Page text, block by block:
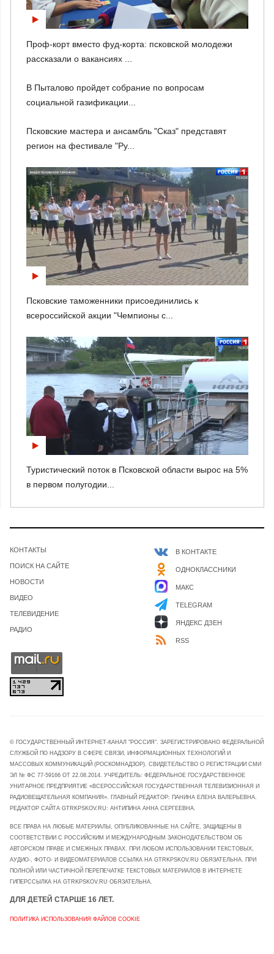
Проф-корт вместо фуд-корта: псковской молодежи
рассказали о вакансиях ...
В Пыталово пройдет собрание по вопросам
социальной газификации...
Псковские мастера и ансамбль "Сказ" представят
регион на фестивале "Ру...
Псковские таможенники присоединились к
всероссийской акции "Чемпионы с...
Туристический поток в Псковской области вырос на 5%
в первом полугодии...
КОНТАКТЫ
ПОИСК НА САЙТЕ
НОВОСТИ
ВИДЕО
ТЕЛЕВИДЕНИЕ
РАДИО
В КОНТАКТЕ
ОДНОКЛАССНИКИ
МАКС
TELEGRAM
ЯНДЕКС ДЗЕН
RSS
© ГОСУДАРСТВЕННЫЙ ИНТЕРНЕТ-КАНАЛ "РОССИЯ". ЗАРЕГИСТРИРОВАНО ФЕДЕРАЛЬНОЙ
СЛУЖБОЙ ПО НАДЗОРУ В СФЕРЕ СВЯЗИ, ИНФОРМАЦИОННЫХ ТЕХНОЛОГИЙ И
МАССОВЫХ КОММУНИКАЦИЙ (РОСКОМНАДЗОР). СВИДЕТЕЛЬСТВО О РЕГИСТРАЦИИ СМИ
ЭЛ № ФС 77-59166 ОТ 22.08.2014. УЧРЕДИТЕЛЬ: ФЕДЕРАЛЬНОЕ ГОСУДАРСТВЕННОЕ
УНИТАРНОЕ ПРЕДПРИЯТИЕ «ВСЕРОССИЙСКАЯ ГОСУДАРСТВЕННАЯ ТЕЛЕВИЗИОННАЯ И
РАДИОВЕЩАТЕЛЬНАЯ КОМПАНИЯ». ГЛАВНЫЙ РЕДАКТОР: ПАНИНА ЕЛЕНА ВАЛЕРЬЕВНА.
РЕДАКТОР САЙТА GTRKPSKOV.RU: АНТИПИНА АННА СЕРГЕЕВНА.
ВСЕ ПРАВА НА ЛЮБЫЕ МАТЕРИАЛЫ, ОПУБЛИКОВАННЫЕ НА САЙТЕ, ЗАЩИЩЕНЫ В
СООТВЕТСТВИИ С РОССИЙСКИМ И МЕЖДУНАРОДНЫМ ЗАКОНОДАТЕЛЬСТВОМ ОБ
АВТОРСКОМ ПРАВЕ И СМЕЖНЫХ ПРАВАХ. ПРИ ЛЮБОМ ИСПОЛЬЗОВАНИИ ТЕКСТОВЫХ,
АУДИО-, ФОТО- И ВИДЕОМАТЕРИАЛОВ ССЫЛКА НА GTRKPSKOV.RU ОБЯЗАТЕЛЬНА. ПРИ
ПОЛНОЙ ИЛИ ЧАСТИЧНОЙ ПЕРЕПЕЧАТКЕ ТЕКСТОВЫХ МАТЕРИАЛОВ В ИНТЕРНЕТЕ
ГИПЕРССЫЛКА НА GTRKPSKOV.RU ОБЯЗАТЕЛЬНА.
ДЛЯ ДЕТЕЙ СТАРШЕ 16 ЛЕТ.
ПОЛИТИКА ИСПОЛЬЗОВАНИЯ ФАЙЛОВ COOKIE